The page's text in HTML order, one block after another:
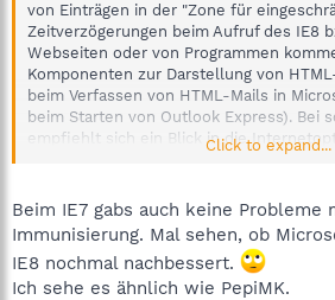
von Einträgen in der "Zone für
Zeitverzögerungen beim Aufruf des IE8
Webseiten oder von Programmen
Komponenten zur Darstellung von
beim Verfassen von HTML-Mails in
beim Starten von Outlook Express). Bei
empfiehlt sich ein Blick in die
"Sicherheit" die "Eingeschränkte Sites"
URL, welche man nicht selbst manuell
stammen diese Einträge oftmals von
Art. So auch z.B. von "Spybot S&D", falls
"Immunisieren" in dessen Einstellungen
Behebung der Probleme in "Spybot S&D"
Click to expand...
Beim IE7 gabs auch keine Probleme
Immunisierung. Mal sehen, ob
IE8 nochmal nachbessert.
Ich sehe es ähnlich wie PepiMK.